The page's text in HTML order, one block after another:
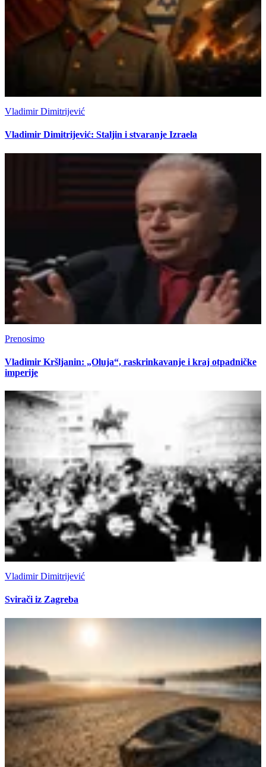
Vladimir Dimitrijević
Vladimir Dimitrijević: Staljin i stvaranje Izraela
Prenosimo
Vladimir Kršljanin: „Oluja“, raskrinkavanje i kraj otpadničke
imperije
Vladimir Dimitrijević
Svirači iz Zagreba